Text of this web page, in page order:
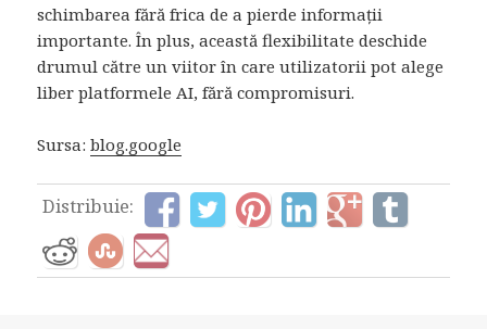
schimbarea fără frica de a pierde informații
importante. În plus, această flexibilitate deschide
drumul către un viitor în care utilizatorii pot alege
liber platformele AI, fără compromisuri.
Sursa:blog.google
Distribuie: